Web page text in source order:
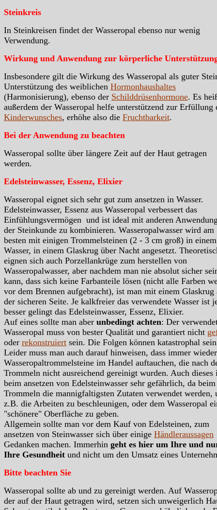
Steinkreis
In Steinkreisen findet der Wasseropal ebenso nur wenig
Verwendung.
Wirkung und Anwendung zur körperliche
Insbesondere gilt die Wirkung des Wasseropal als guter
Unterstützung des weiblichen Hormonhaushaltes
(Harmonisierung), ebenso der Schilddrüsenhormone. Es
außerdem der Wasseropal helfe unterstützend zur Erfüllung
Kinderwunsches, erhöhe also die Fruchtbarkeit.
Bei der Anwendung zu beachten
Wasseropal sollte über längere Zeit auf der Haut getragen
werden.
Edelsteinwasser, Essenz, Elixier
Wasseropal eignet sich sehr gut zum ansetzen in Wasser.
Edelsteinwasser, Essenz aus Wasseropal verbessert das
Einfühlungsvermögen und ist ideal mit anderen
der Steinkunde zu kombinieren. Wasseropalwasser wird am
besten mit einigen Trommelsteinen (2 - 3 cm groß) in
Wasser, in einem Glaskrug über Nacht angesetzt.
eignen sich auch Porzellankrüge zum herstellen von
Wasseropalwasser, aber nachdem man nie absolut sicher
kann, dass sich keine Farbanteile lösen (nicht alle Farben
vor dem Brennen aufgebracht), ist man mit einem Glaskrug
der sicheren Seite. Je kalkfreier das verwendete Wasser ist
besser gelingt das Edelsteinwasser, Essenz, Elixier.
Auf eines sollte man aber unbedingt achten: Der
Wasseropal muss von bester Qualität und garantiert nicht
oder rekonstruiert sein. Die Folgen können katastrophal
Leider muss man auch darauf hinweisen, dass immer wieder
Wasseropaltrommelsteine im Handel auftauchen, die nach
Trommeln nicht ausreichend gereinigt wurden. Auch dieses
beim ansetzen von Edelsteinwasser sehr gefährlich, da beim
Trommeln die mannigfaltigsten Zutaten verwendet werden,
z.B. die Arbeiten zu beschleunigen, oder dem Wasseropal
"schönere" Oberfläche zu geben.
Allgemein sollte man vor dem Kauf von Edelsteinen, zum
ansetzen von Steinwasser sich über einige Händleraussagen
Gedanken machen. Immerhin geht es hier um Ihre und
Ihre Gesundheit und nicht um den Umsatz eines
Bitte beachten Sie
Wasseropal sollte ab und zu gereinigt werden. Auf
der auf der Haut getragen wird, setzen sich unweigerlich